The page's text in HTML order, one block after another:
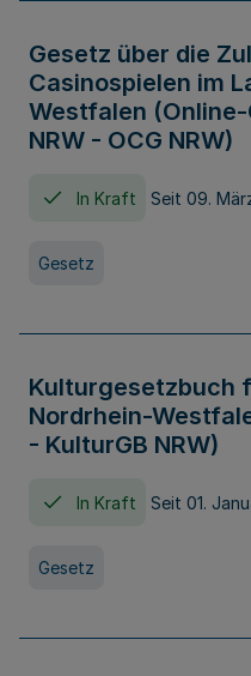
Gesetz über die
Casinospielen im
Westfalen
NRW - OCG NRW)
In Kraft Seit 09.
Gesetz
Kulturgesetzbuch
Nordrhein-
- KulturGB NRW)
In Kraft Seit 01.
Gesetz